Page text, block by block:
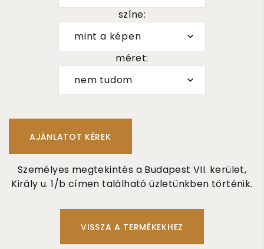
színe:
mint a képen
méret:
nem tudom
Személyes megtekintés a Budapest VII. kerület,
Király u. 1/b címen található üzletünkben történik.
VISSZA A TERMÉKEKHEZ